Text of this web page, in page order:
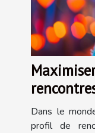
profil
Dans le
profil de